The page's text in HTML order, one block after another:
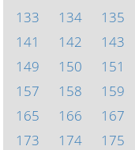
133
134 135
141
142 143
149
150 151
157
158 159
165
166 167
173
174 175